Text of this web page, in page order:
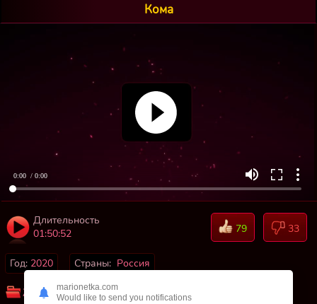
Кома
0:00 / 0:00
Длительность
01:50:52
79 33
Год: 2020 Страны: Россия
Жанр: Фантастика Боевики
marionetka.com
Would like to send you notifications